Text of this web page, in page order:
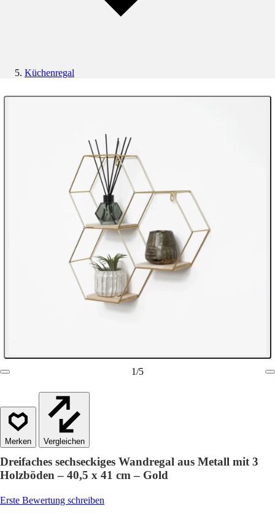
Küchenregal
1/5
Vergleichen
Dreifaches sechseckiges Wandregal aus Metall mit 3
Holzböden – 40,5 x 41 cm – Gold
Erste Bewertung schreiben